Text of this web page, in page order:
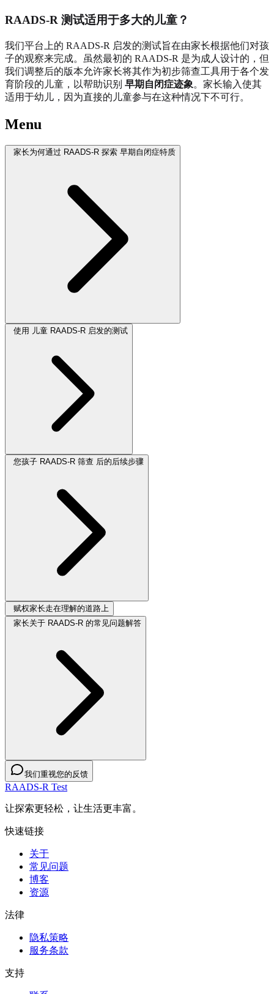
RAADS-R 测试适用于多大的儿童？
我们平台上的 RAADS-R 启发的测试旨在由家长根据他们对孩
子的观察来完成。虽然最初的 RAADS-R 是为成人设计的，但
我们调整后的版本允许家长将其作为初步筛查工具用于各个发
育阶段的儿童，以帮助识别 早期自闭症迹象。家长输入使其
适用于幼儿，因为直接的儿童参与在这种情况下不可行。
Menu
家长为何通过 RAADS-R 探索 早期自闭症特质
使用 儿童 RAADS-R 启发的测试
您孩子 RAADS-R 筛查 后的后续步骤
赋权家长走在理解的道路上
家长关于 RAADS-R 的常见问题解答
我们重视您的反馈
RAADS-R Test
让探索更轻松，让生活更丰富。
快速链接
关于
常见问题
博客
资源
法律
隐私策略
服务条款
支持